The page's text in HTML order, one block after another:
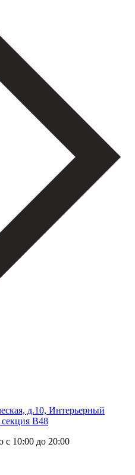
д.10, Интерьерный
В48
с 10:00 до 20:00